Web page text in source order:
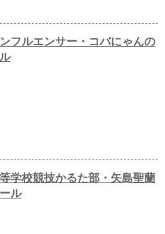
フルエンサー・コバにゃんの
学校競技かるた部・矢島聖蘭
ル